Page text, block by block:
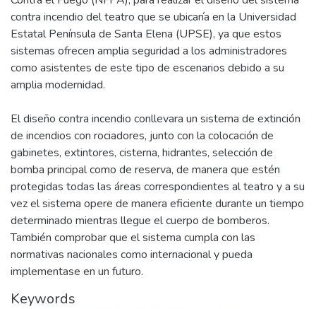
contra incendio del teatro que se ubicaría en la Universidad
Estatal Península de Santa Elena (UPSE), ya que estos
sistemas ofrecen amplia seguridad a los administradores
como asistentes de este tipo de escenarios debido a su
amplia modernidad.
El diseño contra incendio conllevara un sistema de extinción
de incendios con rociadores, junto con la colocación de
gabinetes, extintores, cisterna, hidrantes, selección de
bomba principal como de reserva, de manera que estén
protegidas todas las áreas correspondientes al teatro y a su
vez el sistema opere de manera eficiente durante un tiempo
determinado mientras llegue el cuerpo de bomberos.
También comprobar que el sistema cumpla con las
normativas nacionales como internacional y pueda
implementase en un futuro.
Keywords